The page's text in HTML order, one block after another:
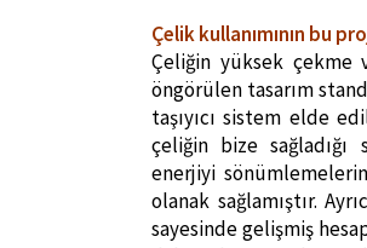
Çelik kullanımının bu
Çeliğin yüksek çekme
öngörülen tasarım
taşıyıcı sistem elde
çeliğin bize sağladığı
enerjiyi
olanak sağlamıştır.
sayesinde gelişmiş